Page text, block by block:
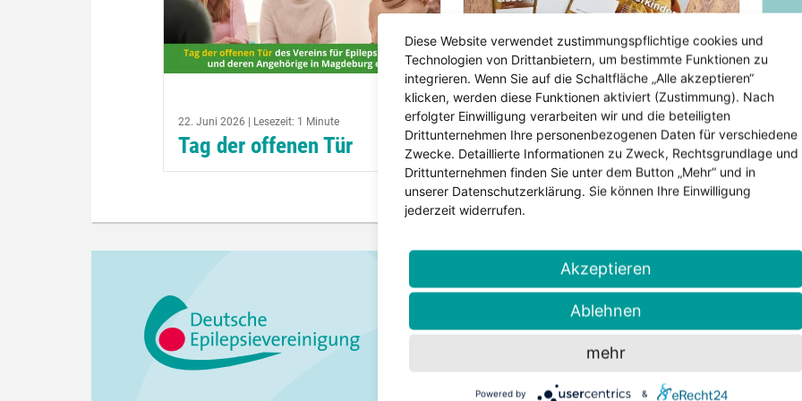
22. Juni 2026 | Lesezeit: 1 Minute
Tag der offenen Tür
Unter dem Motto: Schau einfach mal
rein, informiere dich über unsere Arbeit
und nutze die Möglichkeit einer
6. Mai 2026 | Lesezeit: 2 Minuten
Einfälle 177 erschienen – Geschwister im Blickpunkt
Die neue Ausgabe der Einfälle ist
erschienen. Im Mittelpunkt steht
diesmal ein Thema, das oft zu wenig
Geschwister von Kindern mit
Epilepsie....
7.
Der Landesverband Sachsen-Anhalt ist ein
Diese Website verwendet zustimmungspflichtige cookies und
Technologien von Drittanbietern, um bestimmte Funktionen zu
integrieren. Wenn Sie auf die Schaltfläche „Alle akzeptieren“
klicken, werden diese Funktionen aktiviert (Zustimmung). Nach
erfolgter Einwilligung verarbeiten wir und die beteiligten
Drittunternehmen Ihre personenbezogenen Daten für verschiedene
Zwecke. Detaillierte Informationen zu Zweck, Rechtsgrundlage und
Drittunternehmen finden Sie unter dem Button „Mehr“ und in
unserer Datenschutzerklärung. Sie können Ihre Einwilligung
jederzeit widerrufen.
Akzeptieren
Ablehnen
mehr
Powered by &